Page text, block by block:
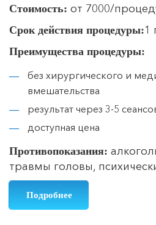
Стоимость: от 7000/
Срок действия процедуры:1
Преимущества процедуры:
без хирургического и
вмешательства
результат через 3-5
доступная цена
Противопоказания:
травмы головы,
Подробнее